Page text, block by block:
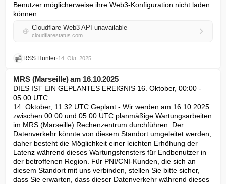
Benutzer möglicherweise ihre Web3-Konfiguration nicht laden
können.
Cloudflare Web3 API unavailable
cloudflarestatus.com
RSS Hunter•14. Okt. 2025
MRS (Marseille) am 16.10.2025
DIES IST EIN GEPLANTES EREIGNIS 16. Oktober, 00:00 -
05:00 UTC
14. Oktober, 11:32 UTC Geplant - Wir werden am 16.10.2025
zwischen 00:00 und 05:00 UTC planmäßige Wartungsarbeiten
im MRS (Marseille) Rechenzentrum durchführen. Der
Datenverkehr könnte von diesem Standort umgeleitet werden,
daher besteht die Möglichkeit einer leichten Erhöhung der
Latenz während dieses Wartungsfensters für Endbenutzer in
der betroffenen Region. Für PNI/CNI-Kunden, die sich an
diesem Standort mit uns verbinden, stellen Sie bitte sicher,
dass Sie erwarten, dass dieser Datenverkehr während dieses